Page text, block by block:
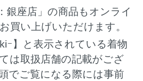
銀座店」の商品もオンライ
買い上げいただけます。
ｰ】と表示されている着物
は取扱店舗の記載がござ
でご覧になる際には事前